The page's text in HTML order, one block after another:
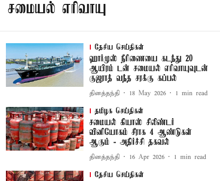
சமையல் எரிவாயு
தேசிய செய்திகள்
ஹார்முஸ் நீரிணையை கடந்து 20
ஆயிரம் டன் சமையல் எரிவாயுவுடன்
குஜராத் வந்த சரக்கு கப்பல்
தினத்தந்தி 18 May 2026 1 min read
தமிழக செய்திகள்
சமையல் கியாஸ் சிலிண்டர்
வினியோகம் சீராக 4 ஆண்டுகள்
ஆகும் - அதிர்ச்சி தகவல்
தினத்தந்தி 16 Apr 2026 1 min read
தேசிய செய்திகள்